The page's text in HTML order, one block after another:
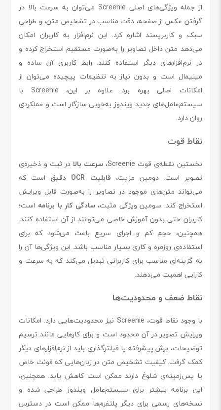
از جمله ویژگی‌های اصلی Screenie می‌توان به سرعت بالا در
گرفتن عکس از صفحه، دقت مناسب در تشخیص متن، و طراحی
سبک و کاربرپسند اشاره کرد. این نرم‌افزار به کاربران امکان
می‌دهد متن داخل تصاویر را به‌صورت مستقیم استخراج کرده و
در نرم‌افزارهای دیگر استفاده کنند. رابط کاربری آن ساده و
مینیمال است و بدون نیاز به تنظیمات پیچیده می‌توان از
امکانات اصلی بهره برد. علاوه بر این، Screenie با
سیستم‌عامل‌های جدید ویندوز به‌خوبی سازگار است و عملکردی
روان دارد.
نقاط قوت
نخستین نقطه‌ی قوت Screenie، سرعت بالا در ثبت و ذخیره‌ی
تصویر است. دومین مزیت، قابلیت OCR دقیق
است که
می‌تواند متن‌های موجود در تصاویر را به‌صورت قابل ویرایش
استخراج کند. سومین ویژگی مثبت،سادگی کار با برنامه است؛
کاربران حتی بدون آموزش خاصی می‌توانند از آن استفاده کنند.
همچنین، حجم کم و اجرای سریع باعث می‌شود که برای
استفاده‌ی روزمره و کاری بسیار مناسب باشد. این ویژگی‌ها آن را
به گزینه‌ای مناسب برای کاربرانی تبدیل می‌کند که به سرعت و
کارایی اهمیت می‌دهند.
نقاط ضعف و محدودیت‌ها
با وجود نقاط قوت، Screenie نیز محدودیت‌هایی دارد. امکانات
ویرایش تصویر در آن محدود است و برای کارهایی مانند ترسیم
توضیحات، برش پیشرفته یا فیلترگذاری باید از نرم‌افزارهای دیگر
کمک گرفت. کیفیت تشخیص متن در زبان‌هایی که فونت خاص
یا پس‌زمینه‌ی شلوغ دارند ممکن است کاهش یابد. همچنین،
این برنامه بیشتر برای سیستم‌عامل ویندوز طراحی شده و
نسخه‌های رسمی برای دیگر پلتفرم‌ها ممکن است در دسترس